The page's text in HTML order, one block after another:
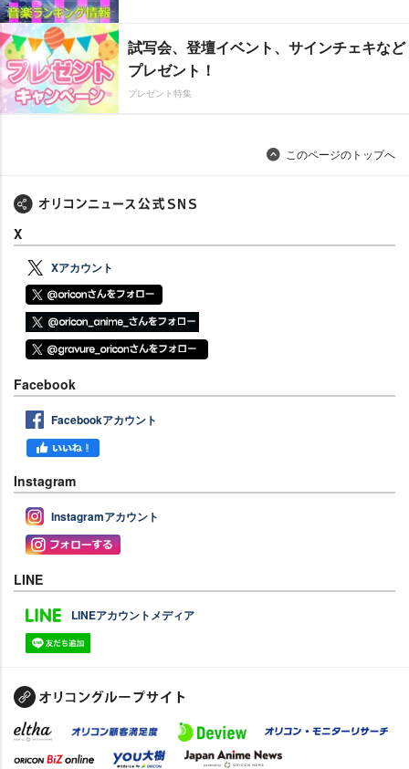
試写会、登壇イベント、サインチェキなど
プレゼント！
プレゼント特集
このページのトップへ
X
Xアカウント
Facebook
Facebookアカウント
Instagram
Instagramアカウント
LINE
LINEアカウントメディア